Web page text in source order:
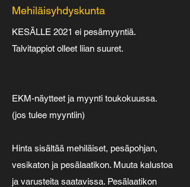
Mehiläisyhdyskunta
KESÄLLE 2021 ei pesämyyntiä.
Talvitappiot olleet liian suuret.
EKM-näytteet ja myynti toukokuussa.
(jos tulee myyntiin)
Hinta sisältää mehiläiset, pesäpohjan,
vesikaton ja pesälaatikon. Muuta kalustoa
ja varusteita saatavissa. Pesälaatikon